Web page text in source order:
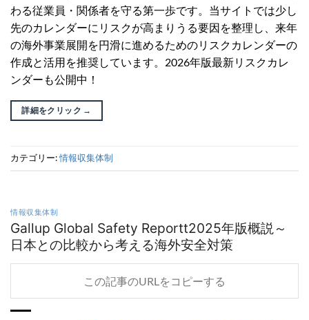
わる従業員・関係者を守る第一歩です。当サイトでは少し
先のカレンダーにリスクが高まりうる要因を整理し、来年
の海外事業展開を円滑に進めるためのリスクカレンダーの
作成と活用を推奨しています。2026年版最新リスクカレ
ンダーも公開中！
詳細をクリック →
カテゴリー:情報収集体制
情報収集体制
Gallup Global Safety Reportt2025年版概説～
日本との比較から考える海外安全対策
この記事のURLをコピーする